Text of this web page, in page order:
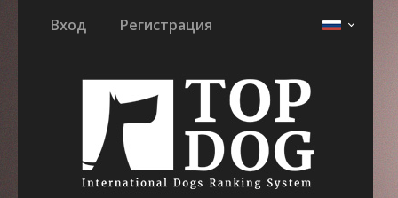
Вход Регистрация